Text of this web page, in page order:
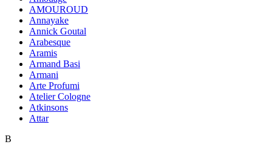
AMOUROUD
Annayake
Annick Goutal
Arabesque
Aramis
Armand Basi
Armani
Arte Profumi
Atelier Cologne
Atkinsons
Attar
B